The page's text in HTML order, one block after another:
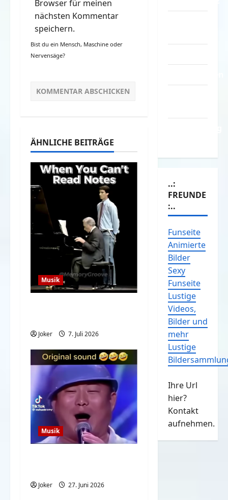
Browser für meinen
nächsten Kommentar
speichern.
Bist du ein Mensch, Maschine oder
Nervensäge?
ÄHNLICHE BEITRÄGE
Musik
Joker 7. Juli 2026
Musik
Joker 27. Juni 2026
..:
FREUNDE
:..
Funseite
Animierte
Bilder
Sexy
Funseite
Lustige
Videos,
Bilder und
mehr
Lustige
Ihre Url
hier?
Kontakt
aufnehmen.